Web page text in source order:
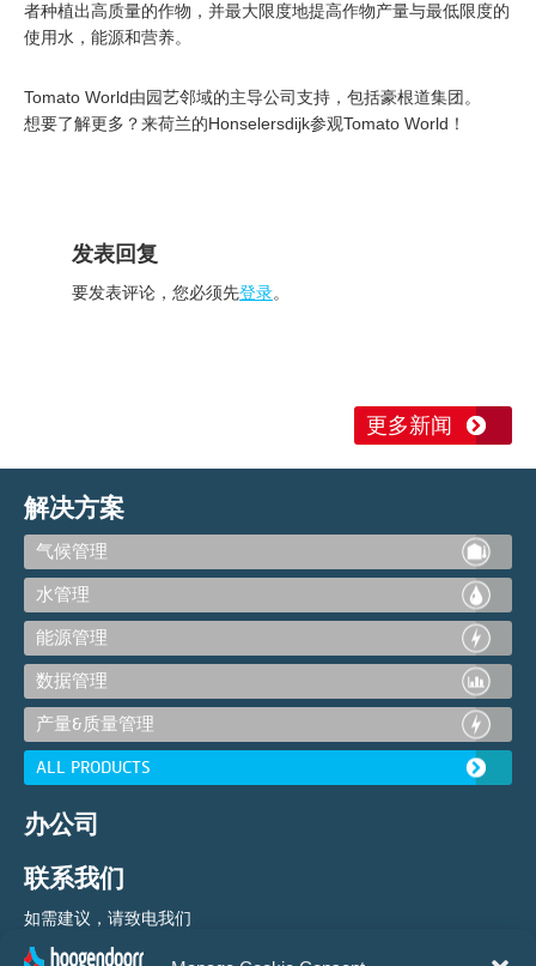
者种植出高质量的作物，并最大限度地提高作物产量与最低限度的
使用水，能源和营养。
Tomato World由园艺邻域的主导公司支持，包括豪根道集团。
想要了解更多？来荷兰的Honselersdijk参观Tomato World！
发表回复
要发表评论，您必须先登录。
更多新闻
解决方案
气候管理
水管理
能源管理
数据管理
产量&质量管理
ALL PRODUCTS
办公司
联系我们
如需建议，请致电我们